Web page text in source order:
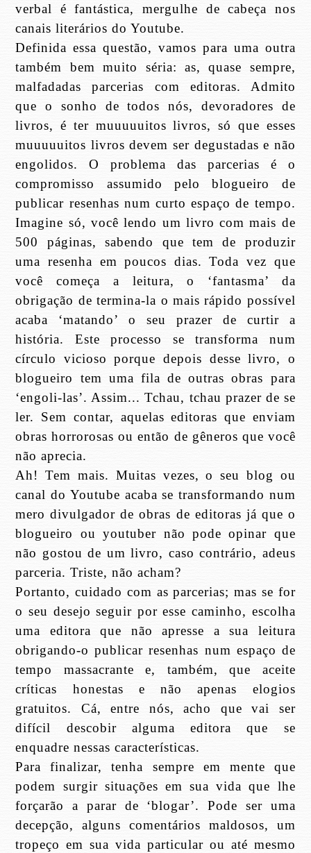
verbal é fantástica, mergulhe de cabeça nos
canais literários do Youtube.
Definida essa questão, vamos para uma outra
também bem muito séria: as, quase sempre,
malfadadas parcerias com editoras. Admito
que o sonho de todos nós, devoradores de
livros, é ter muuuuuitos livros, só que esses
muuuuuitos livros devem ser degustadas e não
engolidos. O problema das parcerias é o
compromisso assumido pelo blogueiro de
publicar resenhas num curto espaço de tempo.
Imagine só, você lendo um livro com mais de
500 páginas, sabendo que tem de produzir
uma resenha em poucos dias. Toda vez que
você começa a leitura, o ‘fantasma’ da
obrigação de termina-la o mais rápido possível
acaba ‘matando’ o seu prazer de curtir a
história. Este processo se transforma num
círculo vicioso porque depois desse livro, o
blogueiro tem uma fila de outras obras para
‘engoli-las’. Assim... Tchau, tchau prazer de se
ler. Sem contar, aquelas editoras que enviam
obras horrorosas ou então de gêneros que você
não aprecia.
Ah! Tem mais. Muitas vezes, o seu blog ou
canal do Youtube acaba se transformando num
mero divulgador de obras de editoras já que o
blogueiro ou youtuber não pode opinar que
não gostou de um livro, caso contrário, adeus
parceria. Triste, não acham?
Portanto, cuidado com as parcerias; mas se for
o seu desejo seguir por esse caminho, escolha
uma editora que não apresse a sua leitura
obrigando-o publicar resenhas num espaço de
tempo massacrante e, também, que aceite
críticas honestas e não apenas elogios
gratuitos. Cá, entre nós, acho que vai ser
difícil descobir alguma editora que se
enquadre nessas características.
Para finalizar, tenha sempre em mente que
podem surgir situações em sua vida que lhe
forçarão a parar de ‘blogar’. Pode ser uma
decepção, alguns comentários maldosos, um
tropeço em sua vida particular ou até mesmo